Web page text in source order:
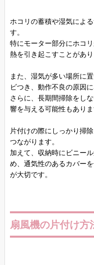
ホコリの蓄積や湿気によ
す。
特にモーター部分にホコ
熱を引き起こすことがあり
また、湿気が多い場所に
ビつき、動作不良の原因に
さらに、長期間掃除をし
響を与える可能性もありま
片付けの際にしっかり掃
つながります。
加えて、収納時にビニー
め、通気性のあるカバー
が大切です。
扇風機の片付け方